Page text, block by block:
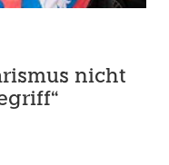
nicht